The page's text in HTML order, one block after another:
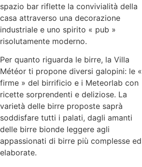
spazio bar riflette la convivialità della
casa attraverso una decorazione
industriale e uno spirito « pub »
risolutamente moderno.
Per quanto riguarda le birre, la Villa
Météor ti propone diversi galopini: le «
firme » del birrificio e i Meteorlab con
ricette sorprendenti e deliziose. La
varietà delle birre proposte saprà
soddisfare tutti i palati, dagli amanti
delle birre bionde leggere agli
appassionati di birre più complesse ed
elaborate.